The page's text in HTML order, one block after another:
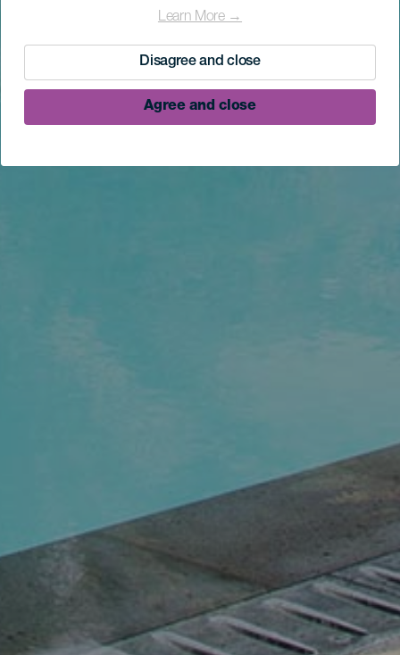
Learn More →
Disagree and close
Agree and close